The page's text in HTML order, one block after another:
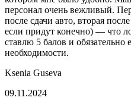
персонал очень вежливый.
после сдачи авто, вторая
если придут конечно) — что
ставлю 5 балов и обязательно
необходимости.
Ksenia Guseva
09.11.2024